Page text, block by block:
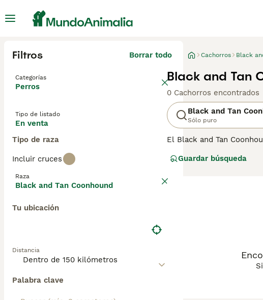
Filtros Borrar todo
Categorías
Perros
Tipo de listado
En venta
Tipo de raza
Incluir cruces
Raza
Black and Tan Coonhound
Tu ubicación
Distancia
Palabra clave
Cachorros Black
Black and Tan
0 Cachorros encontrados
Black and Tan
Sólo puro
El Black and Tan
años y son muy
Lee nuestra
Guardar búsqueda